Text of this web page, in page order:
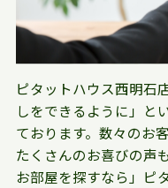
ピタットハウス西明石
しをできるように」と
ております。数々のお
たくさんのお喜びの声
お部屋を探すなら」ピ